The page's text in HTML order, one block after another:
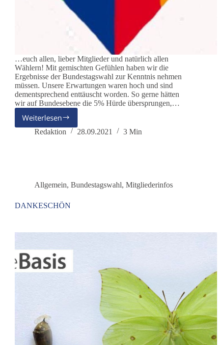
…euch allen, lieber Mitglieder und natürlich allen
Wählern! Mit gemischten Gefühlen haben wir die
Ergebnisse der Bundestagswahl zur Kenntnis nehmen
müssen. Unsere Erwartungen waren hoch und sind
dementsprechend enttäuscht worden. So gerne hätten
wir auf Bundesebene die 5% Hürde übersprungen,…
Weiterlesen
Die
Vorstandsvorsitzenden
Redaktion 28.09.2021 3 Min
Allgemein, Bundestagswahl, Mitgliederinfos
DANKESCHÖN